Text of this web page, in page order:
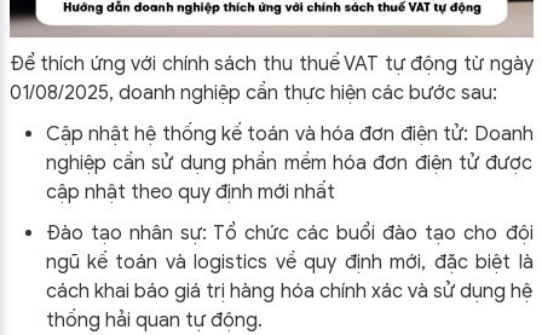
Để thích ứng với chính sách thu thuế VAT tự động từ ngày
01/08/2025, doanh nghiệp cần thực hiện các bước sau:
Cập nhật hệ thống kế toán và hóa đơn điện tử: Doanh
nghiệp cần sử dụng phần mềm hóa đơn điện tử được
cập nhật theo quy định mới nhất
Đào tạo nhân sự: Tổ chức các buổi đào tạo cho đội
ngũ kế toán và logistics về quy định mới, đặc biệt là
cách khai báo giá trị hàng hóa chính xác và sử dụng hệ
thống hải quan tự động.